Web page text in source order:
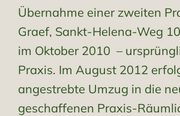
Übernahme einer zweiten
Graef, Sankt-Helena-Weg
im Oktober 2010 –
Praxis. Im August 2012
angestrebte Umzug in die
geschaffenen Praxis-